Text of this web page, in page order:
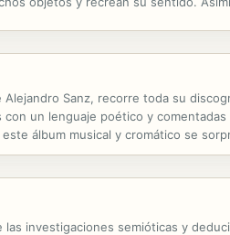
Sanz, recorre toda su
un lenguaje poético y
álbum musical y cromático se
y pinturas que acompañan a
investigaciones semióticas y